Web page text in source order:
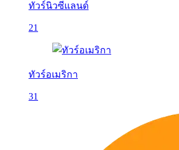
ทัวร์นิวซีแลนด์
21
ทัวร์อเมริกา
31